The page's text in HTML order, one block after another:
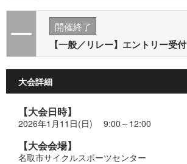
開催終了
【一般／リレー】エントリー受付
大会詳細
【大会日時】
2026年1月11日(日) 9:00～12:00
【大会会場】
名取市サイクルスポーツセンター